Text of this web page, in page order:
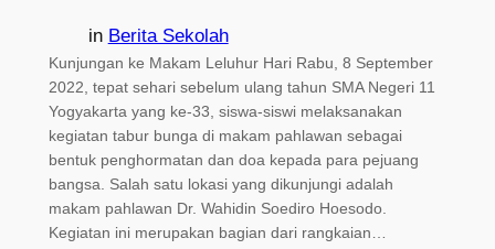
in Berita Sekolah
Kunjungan ke Makam Leluhur Hari Rabu, 8 September
2022, tepat sehari sebelum ulang tahun SMA Negeri 11
Yogyakarta yang ke-33, siswa-siswi melaksanakan
kegiatan tabur bunga di makam pahlawan sebagai
bentuk penghormatan dan doa kepada para pejuang
bangsa. Salah satu lokasi yang dikunjungi adalah
makam pahlawan Dr. Wahidin Soediro Hoesodo.
Kegiatan ini merupakan bagian dari rangkaian…